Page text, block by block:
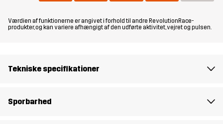
Materialebagside100% Polyester
Værdien af funktionerne er angivet i forhold til andre RevolutionRace-
produkter, og kan variere afhængigt af den udførte aktivitet, vejret og pulsen.
Tekniske specifikationer
Sporbarhed